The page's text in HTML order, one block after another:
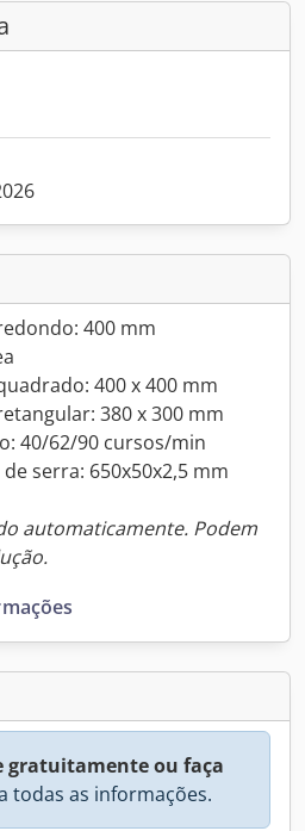
400 mm
400 x 400 mm
380 x 300 mm
40/62/90 cursos/min
serra: 650x50x2,5 mm
automaticamente. Podem
gratuitamente ou faça
todas as informações.